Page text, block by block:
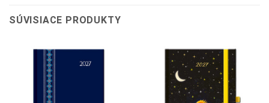
SÚVISIACE PRODUKTY